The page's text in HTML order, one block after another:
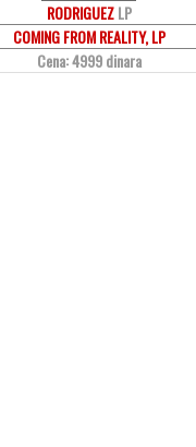
RODRIGUEZLP
COMING FROM REALITY, LP
Cena: 4999 dinara